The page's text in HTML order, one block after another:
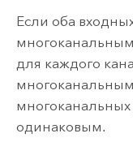
Если оба
для каждого
одинаковым.